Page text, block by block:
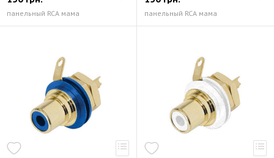
панельный RCA мама панельный RCA мама